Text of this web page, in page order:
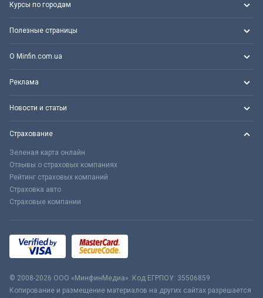
Курсы по городам
Полезные страницы
О Minfin.com.ua
Реклама
Новости и статьи
Страхование
Зеленая карта онлайн
Отзывы о страховых компаниях
Рейтинг страховых компаний
Страховка авто
Страховые компании
© 2008-2026 ООО «МинфинМедиа». Код ЕГРПОУ: 35506859
Копирование и размещение материалов на других сайтах разрешается